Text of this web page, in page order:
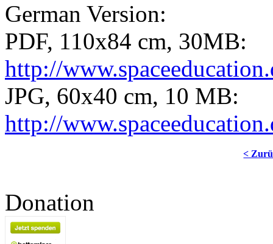
German Version:
PDF, 110x84 cm, 30MB:
http://
JPG, 60x40 cm, 10 MB:
http://
<
Donation